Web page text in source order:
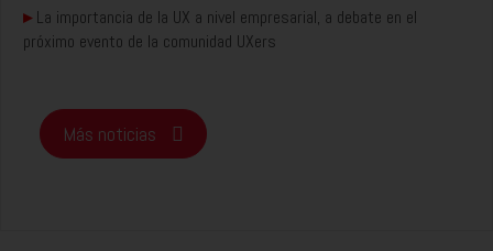
▸La importancia de la UX a nivel empresarial, a debate en el
próximo evento de la comunidad UXers
Más noticias